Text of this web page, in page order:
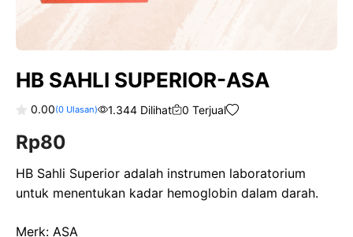
HB SAHLI SUPERIOR-ASA
o
u
o
f
5
0.00(0Ulasan) 1.344 Dilihat 0 Terjual
Rp80
HB Sahli Superior adalah instrumen laboratorium
untuk menentukan kadar hemoglobin dalam darah.
Merk: ASA